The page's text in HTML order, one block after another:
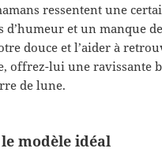
ressentent une
d’humeur et un manque
douce et l’aider à
offrez-lui une ravissante
de lune.
modèle idéal